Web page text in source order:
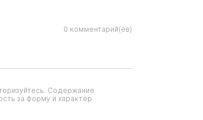
0 комментарий(ев)
Содержание
за форму и характер